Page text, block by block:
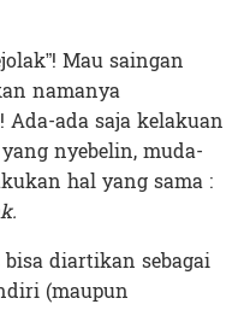
Mau saingan
namanya
ada saja kelakuan
nyebelin, muda-
hal yang sama :
diartikan sebagai
(maupun